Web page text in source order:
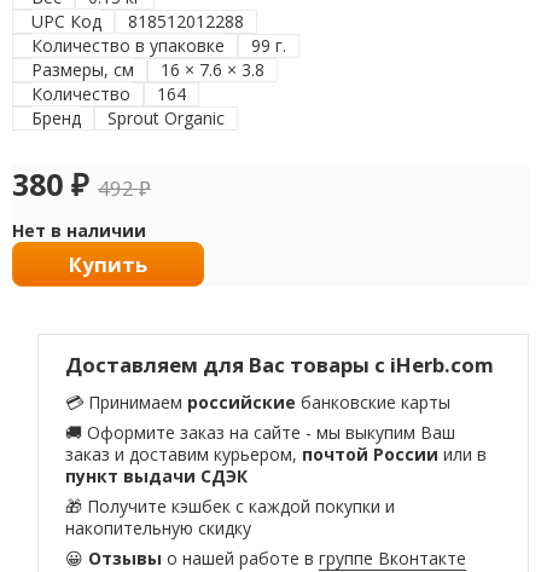
UPC Код
818512012288
Количество в упаковке
99 г.
Размеры, см
16 × 7.6 × 3.8
Количество
164
Бренд
Sprout Organic
380 ₽ 492₽
Нет в наличии
Купить
Доставляем для Вас товары с iHerb.com
💳 Принимаем российские банковские карты
🚚 Оформите заказ на сайте - мы выкупим Ваш
заказ и доставим курьером, почтой России или в
пункт выдачи СДЭК
🎁 Получите кэшбек с каждой покупки и
накопительную скидку
😀 Отзывы о нашей работе вгруппе Вконтакте